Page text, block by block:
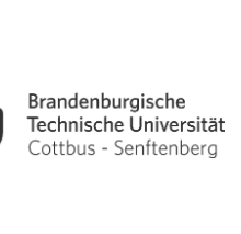
Forschung
Vor